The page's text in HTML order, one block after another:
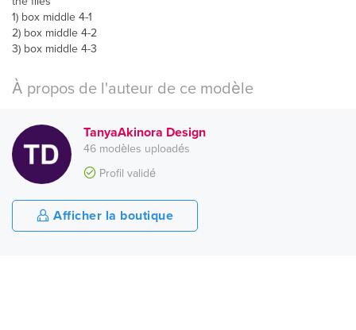
1) box middle 4-1
2) box middle 4-2
3) box middle 4-3
À propos de l'auteur de ce modèle
TanyaAkinora Design
46 modèles uploadés
Profil validé
Afficher la boutique